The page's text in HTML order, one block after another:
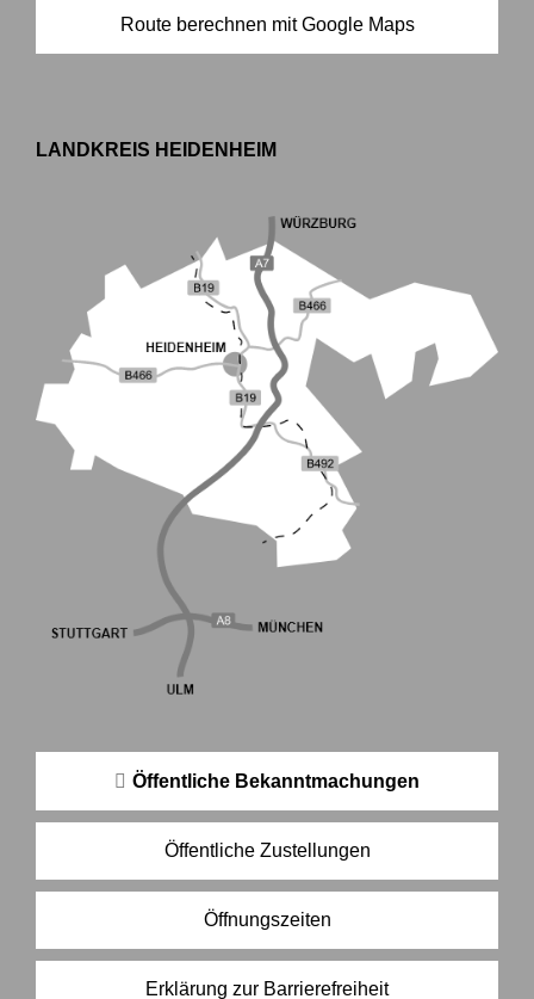
Route berechnen mit Google Maps
LANDKREIS HEIDENHEIM
Öffentliche Bekanntmachungen
Öffentliche Zustellungen
Öffnungszeiten
Erklärung zur Barrierefreiheit